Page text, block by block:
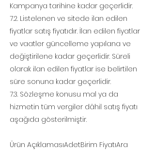
Kampanya tarihine kadar geçerlidir.
7.2. Listelenen ve sitede ilan edilen
fiyatlar satış fiyatıdır. İlan edilen fiyatlar
ve vaatler güncelleme yapılana ve
değiştirilene kadar geçerlidir. Süreli
olarak ilan edilen fiyatlar ise belirtilen
süre sonuna kadar geçerlidir.
7.3. Sözleşme konusu mal ya da
hizmetin tüm vergiler dâhil satış fiyatı
aşağıda gösterilmiştir.
Ürün AçıklamasıAdetBirim FiyatıAra